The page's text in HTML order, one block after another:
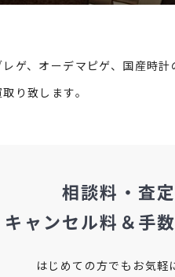
ゲ、オーデマピゲ、国産時
り致します。
相談料・査
キャンセル料＆手
はじめての方でもお気軽